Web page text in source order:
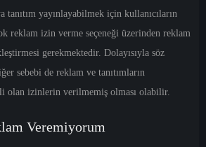
tanıtım yayınlayabilmek için kullanıcıların
reklam izin verme seçeneği üzerinden reklam
gerekmektedir. Dolayısıyla söz
sebebi de reklam ve tanıtımların
olan izinlerin verilmemiş olması olabilir.
Veremiyorum